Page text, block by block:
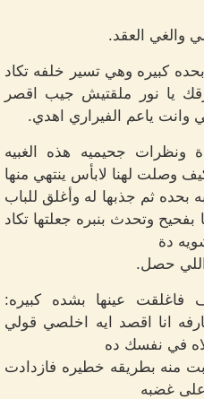
العقد.
كبيره وهي تسير خلفه تكاد
يا نور ملقتيش جيب اقصر
ياعم الفيراري اهدي.
ونظرات جحيميه هذه الغبيه
وصلت لهنا لابأس ينتهي منها
بحده ثم جذبها له وأغلق للباب
وتحدث بنبره جعلتها تكاد
دة
حصل.
فاغلقت عينها بشده كبيره:
انا اقصد ايه اخلصي قولي
في نفسك ده
منه بطريقه خطيره فازدادت
على غضبه